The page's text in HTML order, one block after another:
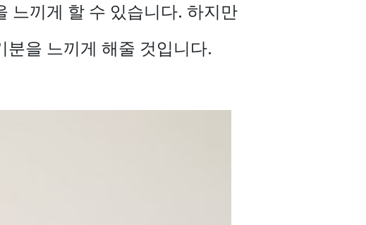
느끼게 할 수 있습니다. 하지만
분을 느끼게 해줄 것입니다.